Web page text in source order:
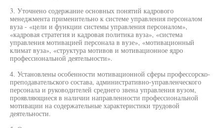
3. Уточнено содержание основных понятий кадрового
менеджмента применительно к системе управления персоналом
вуза - «цели и функции системы управления персоналом»,
«кадровая стратегия и кадровая политика вуза», «система
управления мотивацией персонала в вузе», «мотивационный
климат вуза», «структура мотивов и мотивационное ядро
профессиональной деятельности».
4. Установлены особенности мотивационной сферы профессорско-
преподавательского состава, административно-управленческого
персонала и руководителей среднего звена управления вузом,
проявляющиеся в наличии направленности профессиональной
мотивации на содержательные характеристики трудовой
деятельности.